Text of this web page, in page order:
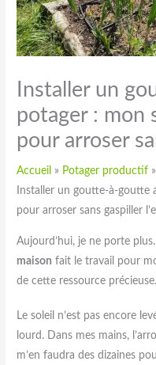
Installer un
potager : mon
pour arroser
Accueil Potager productif
Installer un goutte-à-goutte
pour arroser sans gaspiller
Aujourd’hui, je ne porte
maison fait le travail pour
de cette ressource précieuse.
Le soleil n’est pas encore
lourd. Dans mes mains,
m’en faudra des dizaines